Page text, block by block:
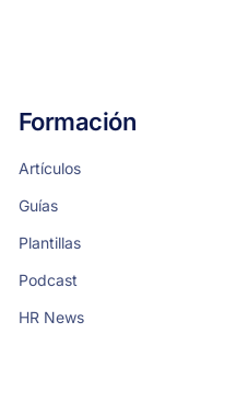
Formación
Artículos
Guías
Plantillas
Podcast
HR News